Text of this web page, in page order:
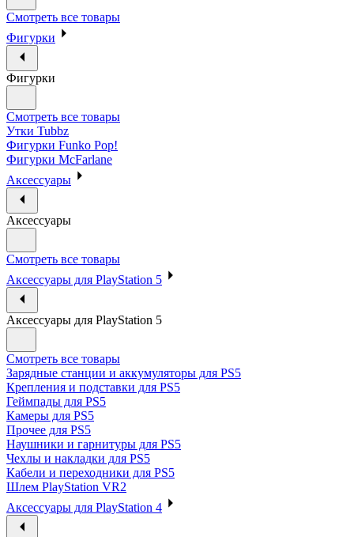
Смотреть все товары
Фигурки
Фигурки
Смотреть все товары
Утки Tubbz
Фигурки Funko Pop!
Фигурки McFarlane
Аксессуары
Аксессуары
Смотреть все товары
Аксессуары для PlayStation 5
Аксессуары для PlayStation 5
Смотреть все товары
Зарядные станции и аккумуляторы для PS5
Крепления и подставки для PS5
Геймпады для PS5
Камеры для PS5
Прочее для PS5
Наушники и гарнитуры для PS5
Чехлы и накладки для PS5
Кабели и переходники для PS5
Шлем PlayStation VR2
Аксессуары для PlayStation 4